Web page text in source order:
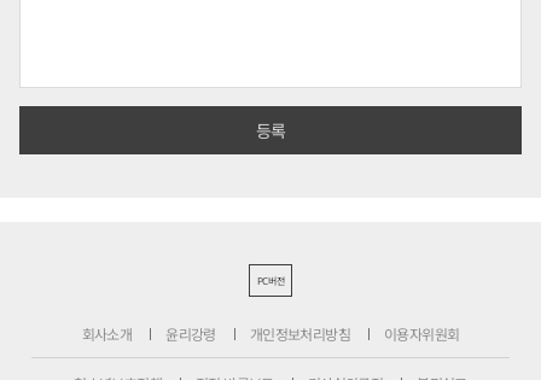
PC버전
회사소개 윤리강령 개인정보처리방침 이용자위원회